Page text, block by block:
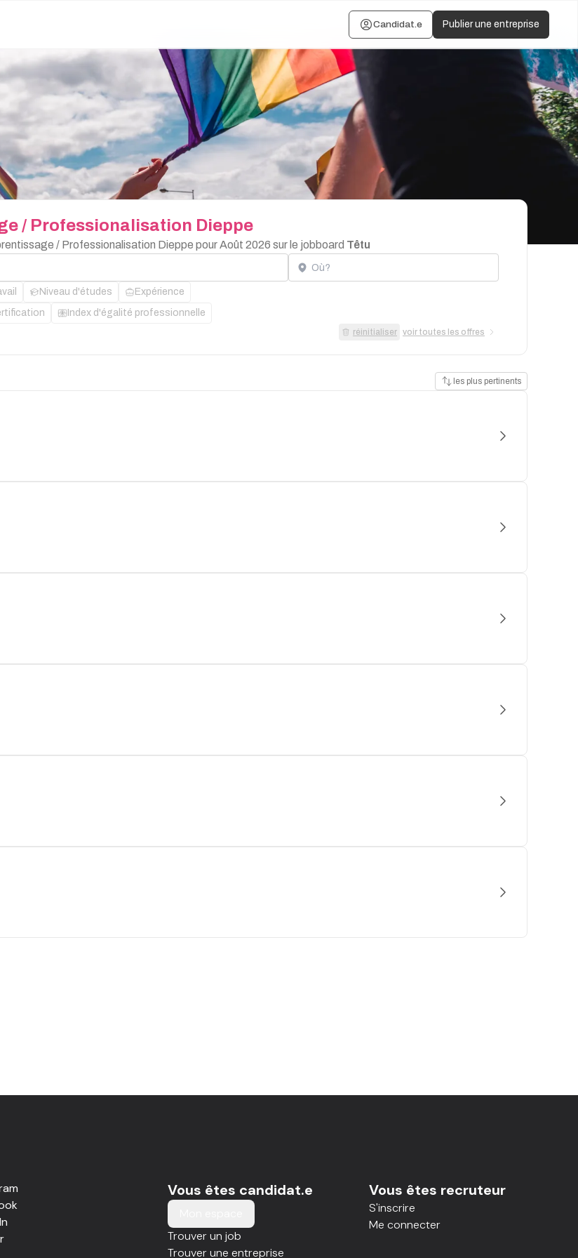
Candidat.e Publier une entreprise
/ Professionalisation Dieppe
/ Professionalisation Dieppe pour Août 2026 sur le jobboard Têtu
Localisation
Niveau d'études Expérience
Index d'égalité professionnelle
réinitialiser voir toutes les offres
les plus pertinents
Vous êtes candidat.e
Trouver un job
Trouver une entreprise
Vous êtes recruteur
S'inscrire
Me connecter